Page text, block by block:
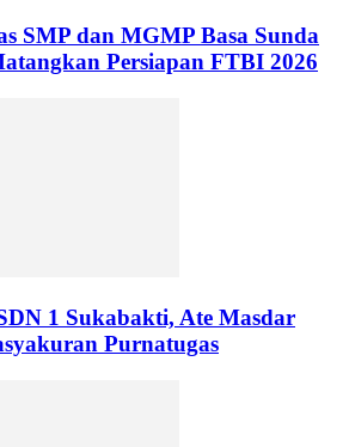
SMP dan MGMP Basa Sunda
Persiapan FTBI 2026
1 Sukabakti, Ate Masdar
Purnatugas